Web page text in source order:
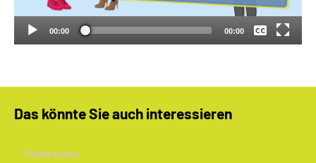
00:00 00:00
Deutsch
Das könnte Sie auch interessieren
Themenseite